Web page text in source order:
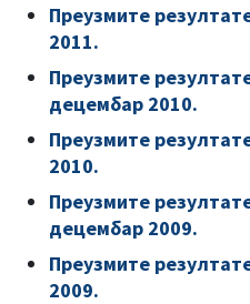
Преузмите
2011.
Преузмите
децембар 2010.
Преузмите
2010.
Преузмите
децембар 2009.
Преузмите
2009.